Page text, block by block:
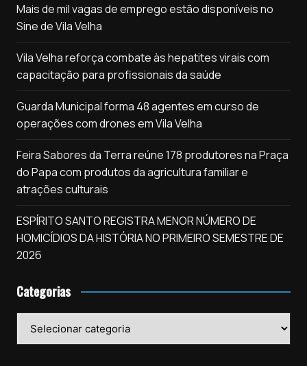
Mais de mil vagas de emprego estão disponíveis no
Sine de Vila Velha
Vila Velha reforça combate às hepatites virais com
capacitação para profissionais da saúde
Guarda Municipal forma 48 agentes em curso de
operações com drones em Vila Velha
Feira Sabores da Terra reúne 178 produtores na Praça
do Papa com produtos da agricultura familiar e
atrações culturais
ESPÍRITO SANTO REGISTRA MENOR NÚMERO DE
HOMICÍDIOS DA HISTÓRIA NO PRIMEIRO SEMESTRE DE
2026
Categorias